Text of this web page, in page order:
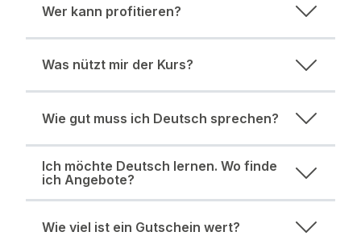
Wer kann profitieren?
Was nützt mir der Kurs?
Wie gut muss ich Deutsch sprechen?
Ich möchte Deutsch lernen. Wo finde
ich Angebote?
Wie viel ist ein Gutschein wert?